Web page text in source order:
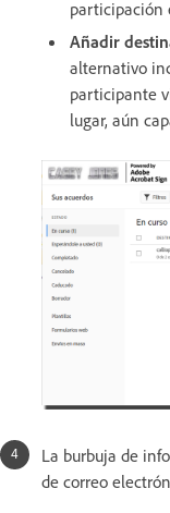
participación
Añadir
alternativo
participante
lugar, aún
La burbuja de
de correo